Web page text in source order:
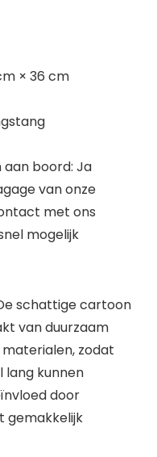
× 36 cm
boord: Ja
van onze
met ons
mogelijk
schattige cartoon
van duurzaam
zodat
lang kunnen
door
gemakkelijk